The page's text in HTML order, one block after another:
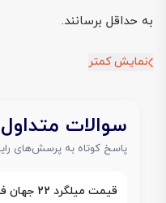
به حداقل برسانند.
نمایش کمتر
سوالات متداول
پاسخ کوتاه به پرسش‌های
قیمت